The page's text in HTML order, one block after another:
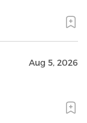
Aug 5, 2026